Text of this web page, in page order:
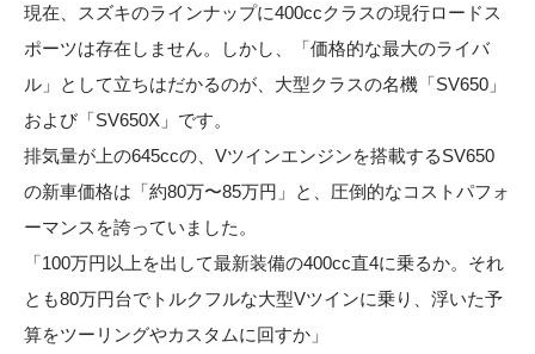
現在、スズキのラインナップに400ccクラスの現行ロードス
ポーツは存在しません。しかし、「価格的な最大のライバ
ル」として立ちはだかるのが、大型クラスの名機「SV650」
および「SV650X」です。
排気量が上の645ccの、Vツインエンジンを搭載するSV650
の新車価格は「約80万〜85万円」と、圧倒的なコストパフォ
ーマンスを誇っていました。
「100万円以上を出して最新装備の400cc直4に乗るか。それ
とも80万円台でトルクフルな大型Vツインに乗り、浮いた予
算をツーリングやカスタムに回すか」